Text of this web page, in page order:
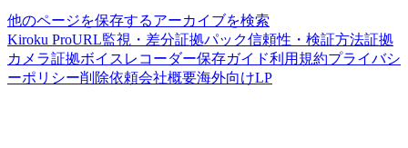
他のページを保存するアーカイブを検索
Kiroku ProURL監視・差分証拠パック信頼性・検証方法証拠
カメラ証拠ボイスレコーダー保存ガイド利用規約プライバシ
ーポリシー削除依頼会社概要海外向けLP